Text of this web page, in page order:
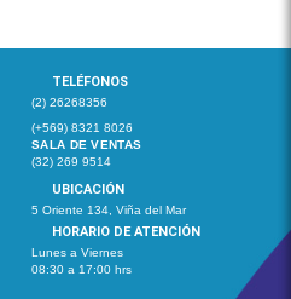
TELÉFONOS
(2) 26268356
(+569) 8321 8026
SALA DE VENTAS
(32) 269 9514
UBICACIÓN
5 Oriente 134, Viña del Mar
HORARIO DE ATENCIÓN
Lunes a Viernes
08:30 a 17:00 hrs